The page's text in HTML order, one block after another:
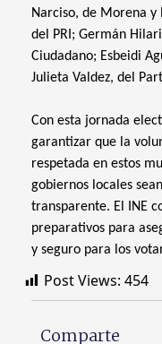
Narciso, de Morena y
del PRI; Germán
Ciudadano; Esbeidi
Julieta Valdez, del
Con esta jornada
garantizar que la
respetada en estos
gobiernos locales
transparente. El INE
preparativos para
y seguro para los
Post Views: 454
Comparte